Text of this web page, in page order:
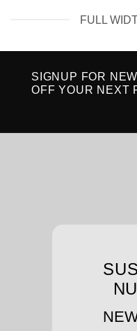
FULL
SIGNUP FOR
OFF YOUR NEXT